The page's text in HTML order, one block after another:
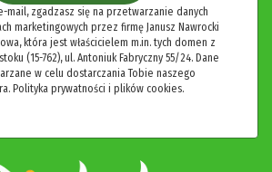
mail, zgadzasz się na przetwarzanie danych
marketingowych przez firmę Janusz Nawrocki
która jest właścicielem m.in. tych domen z
(15-762), ul. Antoniuk Fabryczny 55/24. Dane
w celu dostarczania Tobie naszego
Polityka prywatności i plików cookies.